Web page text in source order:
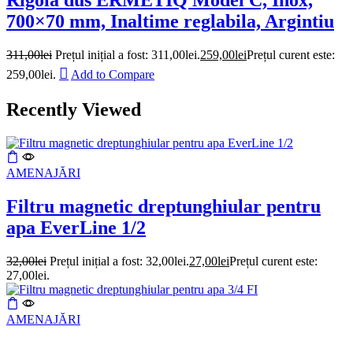
700×70 mm, Inaltime reglabila, Argintiu
311,00lei Prețul inițial a fost: 311,00lei.259,00leiPrețul curent este:
259,00lei.
Add to Compare
Recently Viewed
AMENAJĂRI
Filtru magnetic dreptunghiular pentru
apa EverLine 1/2
32,00lei Prețul inițial a fost: 32,00lei.27,00leiPrețul curent este:
27,00lei.
AMENAJĂRI